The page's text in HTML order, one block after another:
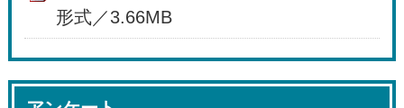
形式／3.66MB